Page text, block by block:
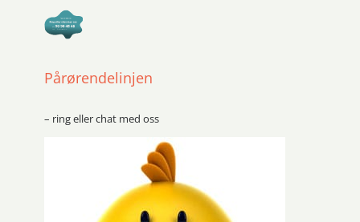
Pårørendelinjen
– ring eller chat med oss